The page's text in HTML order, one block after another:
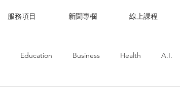
服務項目 新聞專欄 線上課程
Education Business Health A.I.